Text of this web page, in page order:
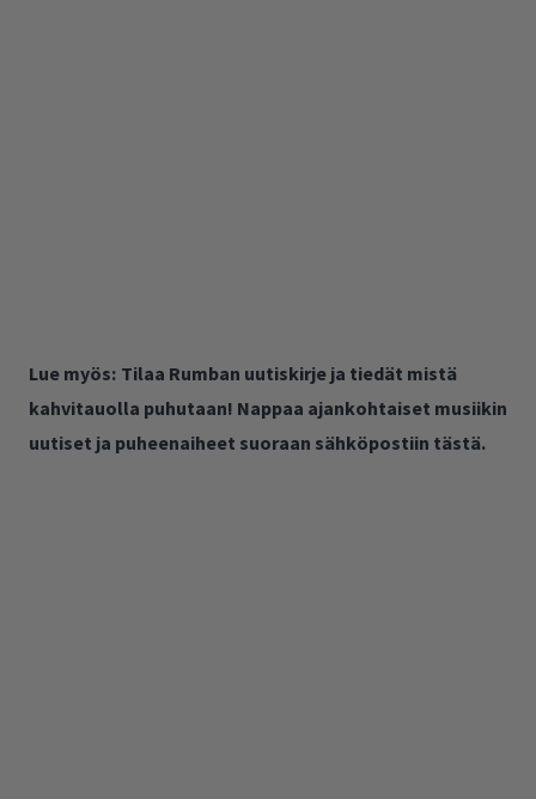
Lue myös: Tilaa Rumban uutiskirje ja tiedät mistä
kahvitauolla puhutaan! Nappaa ajankohtaiset musiikin
uutiset ja puheenaiheet suoraan sähköpostiin tästä.